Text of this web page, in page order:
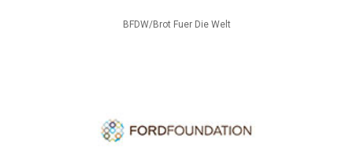
BFDW/Brot Fuer Die Welt